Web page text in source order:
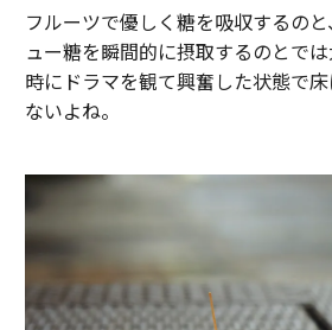
フルーツで優しく糖を吸収するの
ュー糖を瞬間的に摂取するのとで
時にドラマを観て興奮した状態で
ないよね。